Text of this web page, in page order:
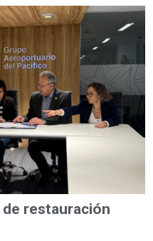
de restauración